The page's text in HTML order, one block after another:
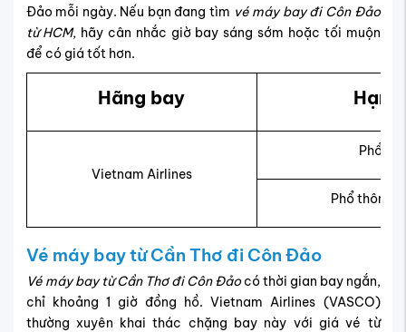
Đảo mỗi ngày. Nếu bạn đang tìm vé máy bay đi Côn Đảo
từ HCM, hãy cân nhắc giờ bay sáng sớm hoặc tối muộn
để có giá tốt hơn.
Hãng bay Hạng
Vietnam Airlines
Phổ
Phổ thông
Vé máy bay từ Cần Thơ đi Côn Đảo
Vé máy bay từ Cần Thơ đi Côn Đảocó thời gian bay ngắn,
chỉ khoảng 1 giờ đồng hồ. Vietnam Airlines (VASCO)
thường xuyên khai thác chặng bay này với giá vé từ